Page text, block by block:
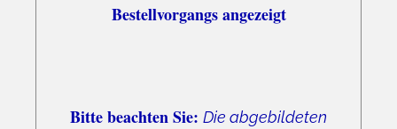
Bestellvorgangs angezeigt
Bitte beachten Sie: Die abgebildeten